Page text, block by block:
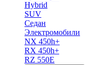
Hybrid
SUV
Седан
Электромобили
NX 450h+
RX 450h+
RZ 550E